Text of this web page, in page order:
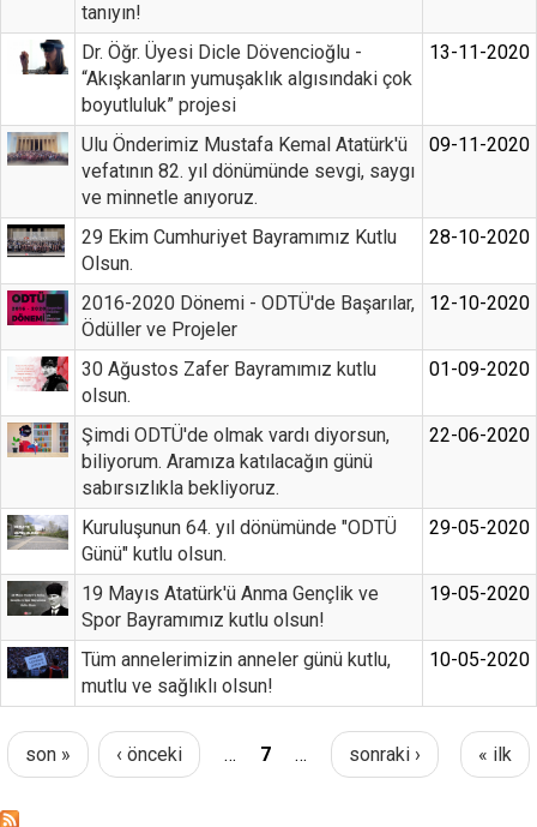
tanıyın!
Dr. Öğr. Üyesi Dicle Dövencioğlu -
“Akışkanların yumuşaklık algısındaki çok
boyutluluk” projesi
13-11-2020
Ulu Önderimiz Mustafa Kemal Atatürk'ü
vefatının 82. yıl dönümünde sevgi, saygı
ve minnetle anıyoruz.
09-11-2020
29 Ekim Cumhuriyet Bayramımız Kutlu
Olsun.
28-10-2020
2016-2020 Dönemi - ODTÜ'de Başarılar,
Ödüller ve Projeler
12-10-2020
30 Ağustos Zafer Bayramımız kutlu
olsun.
01-09-2020
Şimdi ODTÜ'de olmak vardı diyorsun,
biliyorum. Aramıza katılacağın günü
sabırsızlıkla bekliyoruz.
22-06-2020
Kuruluşunun 64. yıl dönümünde "ODTÜ
Günü" kutlu olsun.
29-05-2020
19 Mayıs Atatürk'ü Anma Gençlik ve
Spor Bayramımız kutlu olsun!
19-05-2020
Tüm annelerimizin anneler günü kutlu,
mutlu ve sağlıklı olsun!
10-05-2020
Pages « ilk
‹ önceki … 7 … sonraki ›
son »